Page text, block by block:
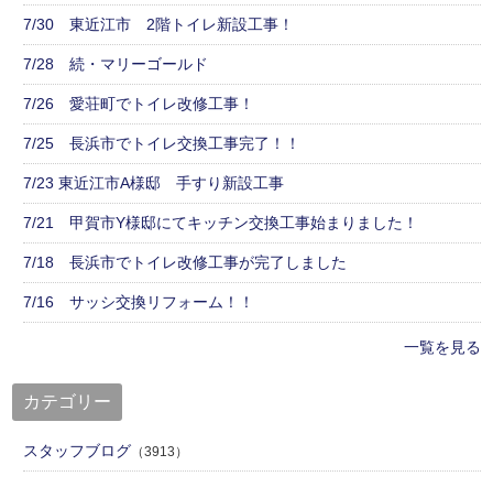
7/30 東近江市 2階トイレ新設工事！
7/28 続・マリーゴールド
7/26 愛荘町でトイレ改修工事！
7/25 長浜市でトイレ交換工事完了！！
7/23 東近江市A様邸 手すり新設工事
7/21 甲賀市Y様邸にてキッチン交換工事始まりました！
7/18 長浜市でトイレ改修工事が完了しました
7/16 サッシ交換リフォーム！！
一覧を見る
カテゴリー
スタッフブログ （3913）